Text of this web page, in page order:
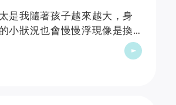
是我隨著孩⼦越來越⼤，⾝
⼩狀況也會慢慢浮現像是換
易觀察得到也漸漸會有⾃⼰的